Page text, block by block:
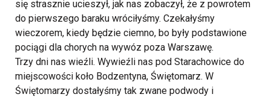
się strasznie ucieszył, jak nas zobaczył, że z powrotem
do pierwszego baraku wróciłyśmy. Czekałyśmy
wieczorem, kiedy będzie ciemno, bo były podstawione
pociągi dla chorych na wywóz poza Warszawę.
Trzy dni nas wieźli. Wywieźli nas pod Starachowice do
miejscowości koło Bodzentyna, Świętomarz. W
Świętomarzy dostałyśmy tak zwane podwody i